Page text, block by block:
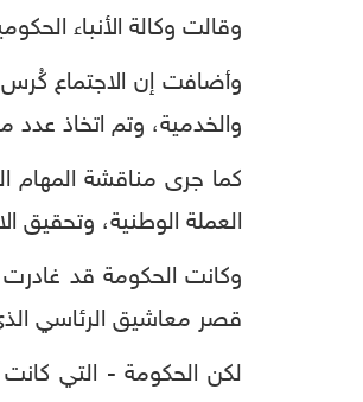
وقالت وكالة الأنباء
وأضافت إن الاجتماع كُرس
والخدمية، وتم اتخاذ عدد
كما جرى مناقشة المهام
العملة الوطنية، وتحقيق
وكانت الحكومة قد
قصر معاشيق الرئاسي
لكن الحكومة - التي